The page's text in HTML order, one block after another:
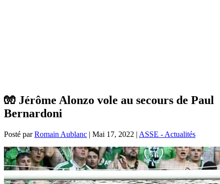
🧤 Jérôme Alonzo vole au secours de Paul
Bernardoni
Posté parRomain Aublanc | Mai 17, 2022 | ASSE - Actualités